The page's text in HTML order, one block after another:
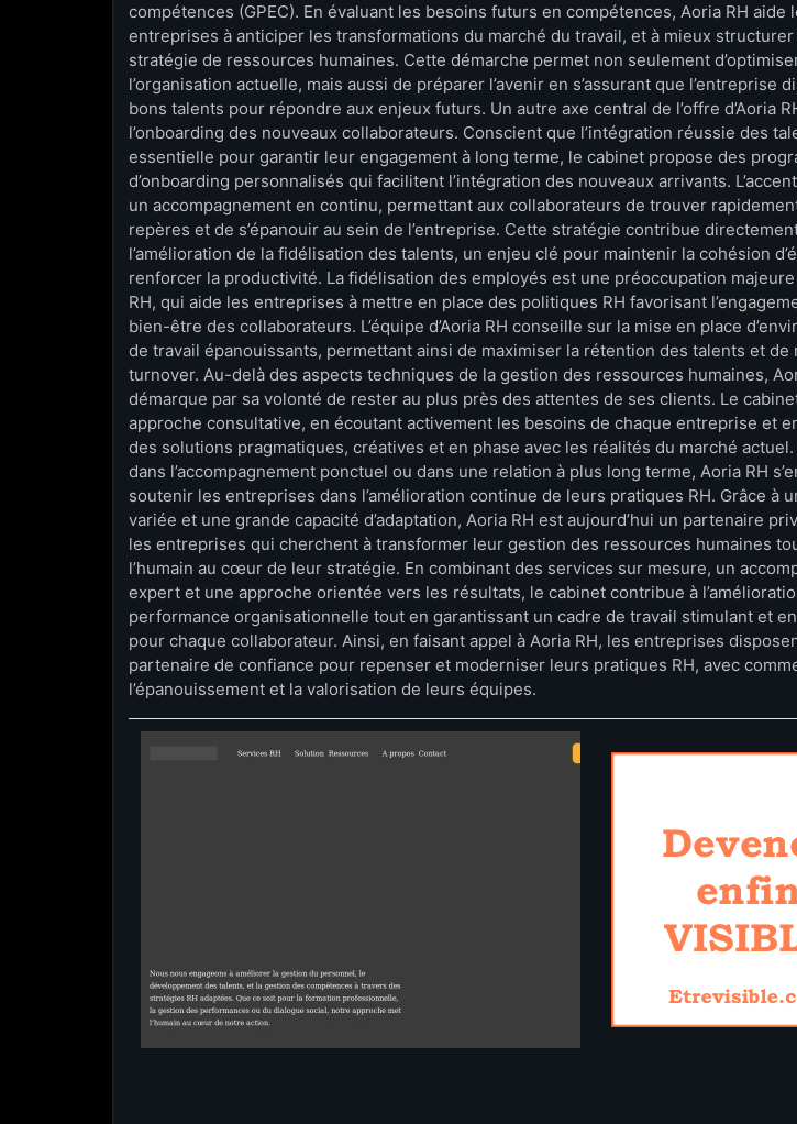
compétences (GPEC). En évaluant les besoins futurs en compétences, Aoria RH aide
entreprises à anticiper les transformations du marché du travail, et à mieux
stratégie de ressources humaines. Cette démarche permet non seulement
l’organisation actuelle, mais aussi de préparer l’avenir en s’assurant que l’entreprise
bons talents pour répondre aux enjeux futurs. Un autre axe central de l’offre d’Aoria
l’onboarding des nouveaux collaborateurs. Conscient que l’intégration réussie des
essentielle pour garantir leur engagement à long terme, le cabinet propose des
d’onboarding personnalisés qui facilitent l’intégration des nouveaux arrivants.
un accompagnement en continu, permettant aux collaborateurs de trouver
repères et de s’épanouir au sein de l’entreprise. Cette stratégie contribue
l’amélioration de la fidélisation des talents, un enjeu clé pour maintenir la cohésion
renforcer la productivité. La fidélisation des employés est une préoccupation
RH, qui aide les entreprises à mettre en place des politiques RH favorisant
bien-être des collaborateurs. L’équipe d’Aoria RH conseille sur la mise en place
de travail épanouissants, permettant ainsi de maximiser la rétention des talents et de
turnover. Au-delà des aspects techniques de la gestion des ressources humaines,
démarque par sa volonté de rester au plus près des attentes de ses clients. Le
approche consultative, en écoutant activement les besoins de chaque entreprise et
des solutions pragmatiques, créatives et en phase avec les réalités du marché
dans l’accompagnement ponctuel ou dans une relation à plus long terme, Aoria RH
soutenir les entreprises dans l’amélioration continue de leurs pratiques RH. Grâce à
variée et une grande capacité d’adaptation, Aoria RH est aujourd’hui un partenaire
les entreprises qui cherchent à transformer leur gestion des ressources humaines
l’humain au cœur de leur stratégie. En combinant des services sur mesure, un
expert et une approche orientée vers les résultats, le cabinet contribue à
performance organisationnelle tout en garantissant un cadre de travail stimulant et
pour chaque collaborateur. Ainsi, en faisant appel à Aoria RH, les entreprises
partenaire de confiance pour repenser et moderniser leurs pratiques RH, avec
l’épanouissement et la valorisation de leurs équipes.